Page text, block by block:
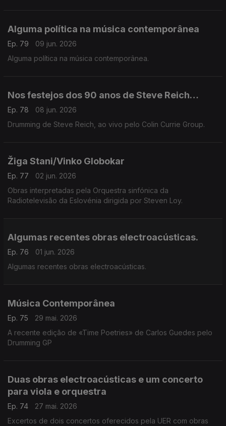
Alguma política na música contemporânea
Ep. 79
09 jun. 2026
Alguma política na música contemporânea.
Nos festejos dos 90 anos de Steve Reich…
Ep. 78
08 jun. 2026
Drumming de Steve Reich, ao vivo pelo Colin Currie Group.
Žiga Stani/Vinko Globokar
Ep. 77
02 jun. 2026
Obras interpretadas pela Orquestra sinfónica da
Radiotelevisão da Eslovénia dirigida por Steven Loy.
Algumas recentes obras electroacústicas.
Ep. 76
01 jun. 2026
Algumas recentes obras electroacústicas.
Música Contemporânea
Ep. 75
29 mai. 2026
A recente edição de «Time Poetries» de Carlos Guedes pelo
Drumming GP
Duas obras electroacústicas e um concerto
para viola e orquestra
Ep. 74
27 mai. 2026
Excertos de dois concertos oferecidos pela UER com obras